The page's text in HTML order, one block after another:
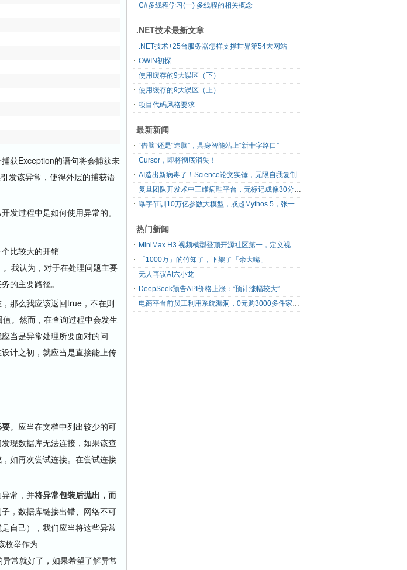
获Exception的语句将会捕获未
发该异常，使得外层的捕获语
过程中是如何使用异常的。
比较大的开销
。我认为，对于在处理问题主要
的主要路径。
那么我应该返回true，不在则
。然而，在查询过程中会发生
当是异常处理所要面对的问
计之初，就应当是直接能上传
。应当在文档中列出较少的可
现数据库无法连接，如果该查
如再次尝试连接。在尝试连接
常，并将异常包装后抛出，而
，数据库链接出错、网络不可
自己），我们应当将这些异常
枚举作为
常就好了，如果希望了解异常
C#多线程学习(一) 多线程的相关概念
.NET技术最新文章
.NET技术+25台服务器怎样支撑世界第54大网站
OWIN初探
使用缓存的9大误区（下）
使用缓存的9大误区（上）
项目代码风格要求
最新新闻
“借脑”还是“造脑”，具身智能站上“新十字路口”
Cursor，即将彻底消失！
AI造出新病毒了！Science论文实锤，无限自我复制
复旦团队开发术中三维病理平台，无标记成像30分钟出结果
曝字节训10万亿参数大模型，或超Mythos 5，张一鸣、梁汝波先后发声
热门新闻
MiniMax H3 视频模型登顶开源社区第一，定义视频模型领域“斩杀线”
「1000万」的竹知了，下架了「余大嘴」
无人再议AI六小龙
DeepSeek预告API价格上涨：“预计涨幅较大”
电商平台前员工利用系统漏洞，0元购3000多件家电！